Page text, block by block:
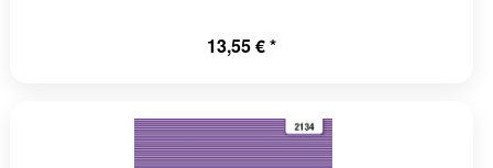
13,55 € *